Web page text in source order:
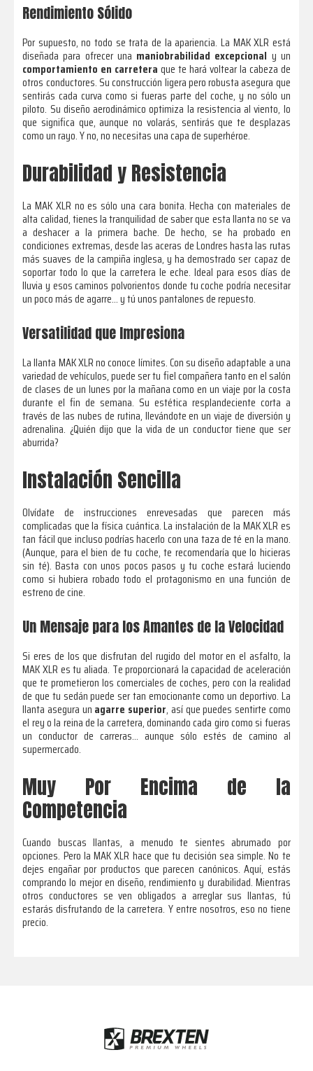
Rendimiento Sólido
Por supuesto, no todo se trata de la apariencia. La MAK XLR está
diseñada para ofrecer una maniobrabilidad excepcional y un
comportamiento en carretera que te hará voltear la cabeza de
otros conductores. Su construcción ligera pero robusta asegura que
sentirás cada curva como si fueras parte del coche, y no sólo un
piloto. Su diseño aerodinámico optimiza la resistencia al viento, lo
que significa que, aunque no volarás, sentirás que te desplazas
como un rayo. Y no, no necesitas una capa de superhéroe.
Durabilidad y Resistencia
La MAK XLR no es sólo una cara bonita. Hecha con materiales de
alta calidad, tienes la tranquilidad de saber que esta llanta no se va
a deshacer a la primera bache. De hecho, se ha probado en
condiciones extremas, desde las aceras de Londres hasta las rutas
más suaves de la campiña inglesa, y ha demostrado ser capaz de
soportar todo lo que la carretera le eche. Ideal para esos días de
lluvia y esos caminos polvorientos donde tu coche podría necesitar
un poco más de agarre… y tú unos pantalones de repuesto.
Versatilidad que Impresiona
La llanta MAK XLR no conoce límites. Con su diseño adaptable a una
variedad de vehículos, puede ser tu fiel compañera tanto en el salón
de clases de un lunes por la mañana como en un viaje por la costa
durante el fin de semana. Su estética resplandeciente corta a
través de las nubes de rutina, llevándote en un viaje de diversión y
adrenalina. ¿Quién dijo que la vida de un conductor tiene que ser
aburrida?
Instalación Sencilla
Olvídate de instrucciones enrevesadas que parecen más
complicadas que la física cuántica. La instalación de la MAK XLR es
tan fácil que incluso podrías hacerlo con una taza de té en la mano.
(Aunque, para el bien de tu coche, te recomendaría que lo hicieras
sin té). Basta con unos pocos pasos y tu coche estará luciendo
como si hubiera robado todo el protagonismo en una función de
estreno de cine.
Un Mensaje para los Amantes de la Velocidad
Si eres de los que disfrutan del rugido del motor en el asfalto, la
MAK XLR es tu aliada. Te proporcionará la capacidad de aceleración
que te prometieron los comerciales de coches, pero con la realidad
de que tu sedán puede ser tan emocionante como un deportivo. La
llanta asegura un agarre superior, así que puedes sentirte como
el rey o la reina de la carretera, dominando cada giro como si fueras
un conductor de carreras… aunque sólo estés de camino al
supermercado.
Muy Por Encima de la
Competencia
Cuando buscas llantas, a menudo te sientes abrumado por
opciones. Pero la MAK XLR hace que tu decisión sea simple. No te
dejes engañar por productos que parecen canónicos. Aquí, estás
comprando lo mejor en diseño, rendimiento y durabilidad. Mientras
otros conductores se ven obligados a arreglar sus llantas, tú
estarás disfrutando de la carretera. Y entre nosotros, eso no tiene
precio.